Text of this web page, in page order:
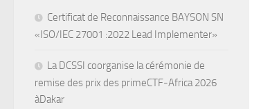
Certificat de Reconnaissance BAYSON SN
«ISO/IEC 27001 :2022 Lead Implementer»
La DCSSI coorganise la cérémonie de
remise des prix des primeCTF-Africa 2026
àDakar